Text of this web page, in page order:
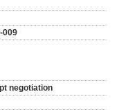
009
negotiation